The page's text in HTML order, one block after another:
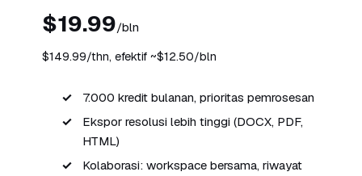
$19.99/bln
$149.99/thn, efektif ~$12.50/bln
7.000 kredit bulanan, prioritas pemrosesan
Ekspor resolusi lebih tinggi (DOCX, PDF,
HTML)
Kolaborasi: workspace bersama, riwayat